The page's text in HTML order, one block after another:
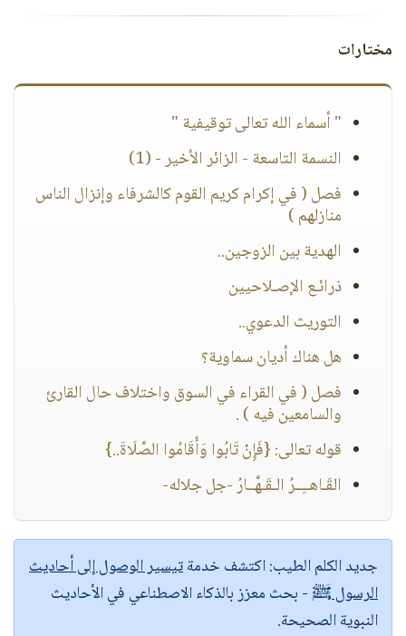
مختارات
" أسماء الله تعالى توقيفية "
النسمة التاسعة - الزائر الأخير - (1)
فصل ( في إكرام كريم القوم كالشرفاء وإنزال الناس
منازلهم )
الهدية بين الزوجين..
ذرائـع الإصـلاحيين
التوريث الدعوي..
هل هناك أديان سماوية؟
فصل ( في القراء في السوق واختلاف حال القارئ
والسامعين فيه ) .
قوله تعالى: {فَإِنْ تَابُوا وَأَقَامُوا الصَّلَاةَ..}
القَـاهــِــرُ الـقَـهَّــارُ -جل جلاله-
جديد الكلم الطيب:اكتشف خدمةتيسير الوصول إلى أحاديث
الرسول ﷺ - بحث معزز بالذكاء الاصطناعي في الأحاديث
النبوية الصحيحة.